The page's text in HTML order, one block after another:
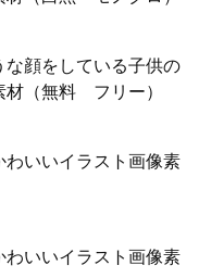
な顔をしている子供の
材（無料 フリー）
わいいイラスト画像素
わいいイラスト画像素